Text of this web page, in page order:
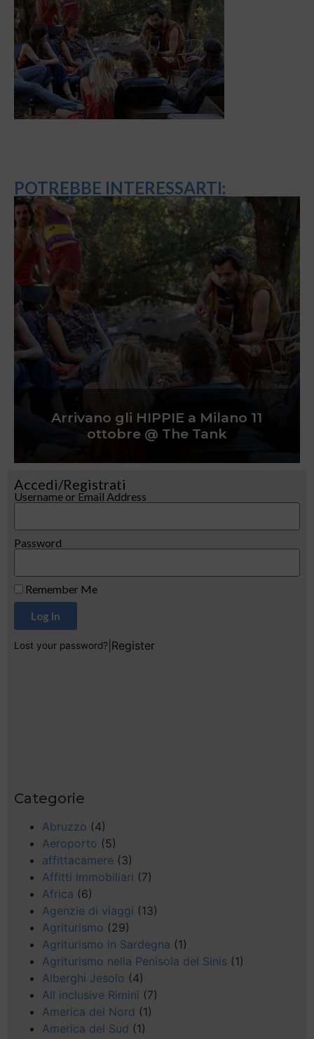
POTREBBE INTERESSARTI:
Arrivano gli HIPPIE a Milano 11
ottobre @ The Tank
Accedi/Registrati
Username or Email Address
Password
Remember Me
Log In
Lost your password? Register
Categorie
Abruzzo (4)
Aeroporto (5)
affittacamere (3)
Affitti Immobiliari (7)
Africa (6)
Agenzie di viaggi (13)
Agriturismo (29)
Agriturismo in Sardegna (1)
Agriturismo nella Penisola del Sinis (1)
Alberghi Jesolo (4)
All inclusive Rimini (7)
America del Nord (1)
America del Sud (1)